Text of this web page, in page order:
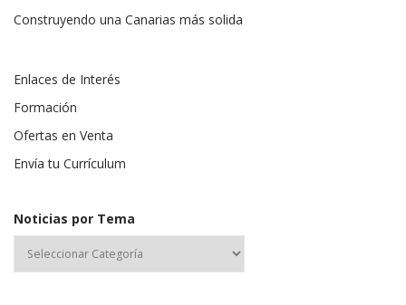
Construyendo una Canarias más solida
Enlaces de Interés
Formación
Ofertas en Venta
Envía tu Currículum
Noticias por Tema